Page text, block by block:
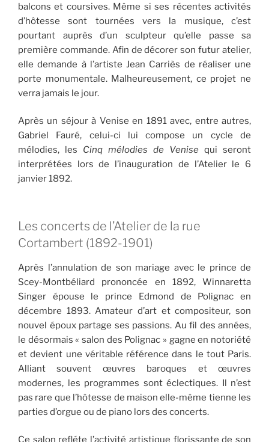
balcons et coursives. Même si ses récentes activités
d’hôtesse sont tournées vers la musique, c’est
pourtant auprès d’un sculpteur qu’elle passe sa
première commande. Afin de décorer son futur atelier,
elle demande à l’artiste Jean Carriès de réaliser une
porte monumentale. Malheureusement, ce projet ne
verra jamais le jour.
Après un séjour à Venise en 1891 avec, entre autres,
Gabriel Fauré, celui-ci lui compose un cycle de
mélodies, les Cinq mélodies de Venise qui seront
interprétées lors de l’inauguration de l’Atelier le 6
janvier 1892.
Les concerts de l’Atelier de la rue
Cortambert (1892-1901)
Après l’annulation de son mariage avec le prince de
Scey-Montbéliard prononcée en 1892, Winnaretta
Singer épouse le prince Edmond de Polignac en
décembre 1893. Amateur d’art et compositeur, son
nouvel époux partage ses passions. Au fil des années,
le désormais « salon des Polignac » gagne en notoriété
et devient une véritable référence dans le tout Paris.
Alliant souvent œuvres baroques et œuvres
modernes, les programmes sont éclectiques. Il n’est
pas rare que l’hôtesse de maison elle-même tienne les
parties d’orgue ou de piano lors des concerts.
Ce salon refléte l’activité artistique florissante de son